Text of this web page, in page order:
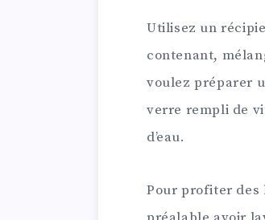
Utilisez un
contenant,
voulez préparer
verre rempli de
d’eau.
Pour profiter des